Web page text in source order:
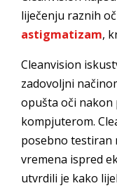
liječenju raznih
astigmatizam,
Cleanvision
zadovoljni
opušta oči nakon
kompjuterom.
posebno testiran
vremena ispred
utvrdili je kako